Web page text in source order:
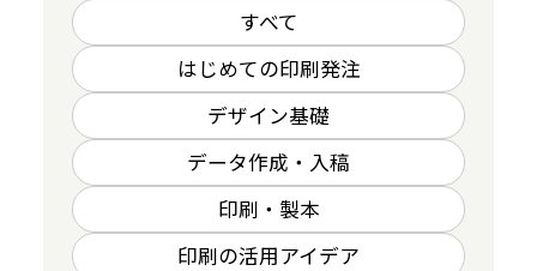
すべて
はじめての印刷発注
デザイン基礎
データ作成・入稿
印刷・製本
印刷の活用アイデア